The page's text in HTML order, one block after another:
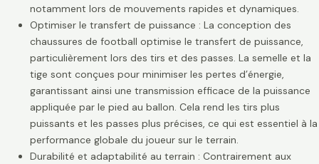
notamment lors de mouvements rapides et dynamiques.
Optimiser le transfert de puissance : La conception des
chaussures de football optimise le transfert de puissance,
particulièrement lors des tirs et des passes. La semelle et la
tige sont conçues pour minimiser les pertes d’énergie,
garantissant ainsi une transmission efficace de la puissance
appliquée par le pied au ballon. Cela rend les tirs plus
puissants et les passes plus précises, ce qui est essentiel à la
performance globale du joueur sur le terrain.
Durabilité et adaptabilité au terrain : Contrairement aux